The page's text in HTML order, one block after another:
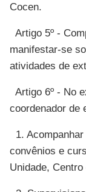
Cocen.
Artigo 5º -
manifestar-se
atividades de
Artigo 6º - No
coordenador
1.
convênios e
Unidade,